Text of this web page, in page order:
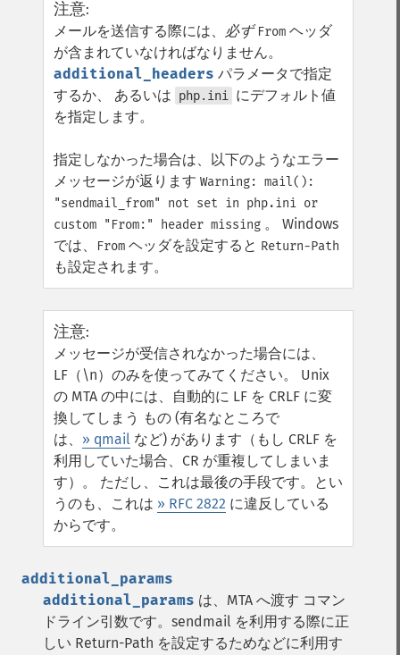
注意:
メールを送信する際には、
必ず From ヘッダ
が含まれていなければなりません。
additional_headers パラメータで指定
するか、 あるいは
php.ini
にデフォルト値
を指定します。
指定しなかった場合は、以下のようなエラー
メッセージが返ります Warning: mail():
"sendmail_from" not set in php.ini or
custom "From:" header missing 。 Windows
では、
From ヘッダを設定すると Return-Path
も設定されます。
注意:
メッセージが受信されなかった場合には、
LF（\n）のみを使ってみてください。 Unix
の MTA の中には、自動的に LF を CRLF に変
換してしまう もの (有名なところで
は、 » qmail など) があります（もし CRLF を
利用していた場合、CR が重複してしまいま
す）。 ただし、これは最後の手段です。とい
うのも、これは » RFC 2822 に違反している
からです。
additional_params
additional_params は、MTA へ渡す コマン
ドライン引数です。sendmail を利用する際に正
しい Return-Path を設定するためなどに利用す